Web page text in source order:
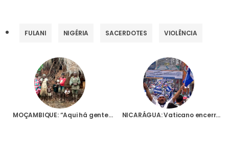
FULANI NIGÉRIA SACERDOTES VIOLÊNCIA
MOÇAMBIQUE: “Aqui há gente a morrer”, alerta Bispo de Quelimane após passagem do ciclone Freddy NICARÁGUA: Vaticano encerra embaixada, em mais um sinal de ruptura com governo de Daniel Ortega